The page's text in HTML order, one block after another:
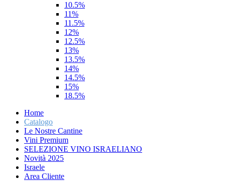
10.5%
11%
11.5%
12%
12.5%
13%
13.5%
14%
14.5%
15%
18.5%
Home
Catalogo
Le Nostre Cantine
Vini Premium
SELEZIONE VINO ISRAELIANO
Novità 2025
Israele
Area Cliente